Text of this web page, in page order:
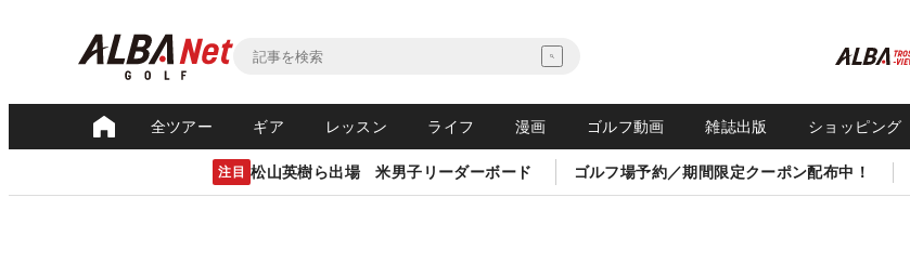
全ツアー ギア レッスン ライフ 漫画 ゴルフ動画 雑誌出版 ショッピング
注目 松山英樹ら出場 米男子リーダーボード ゴルフ場予約／期間限定クーポン配布中！